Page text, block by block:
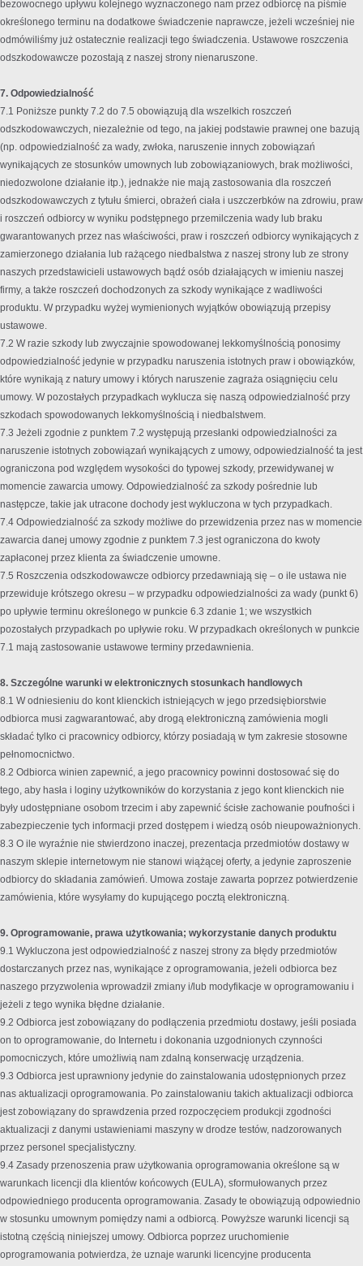
bezowocnego upływu kolejnego wyznaczonego nam przez odbiorcę na piśmie
określonego terminu na dodatkowe świadczenie naprawcze, jeżeli wcześniej nie
odmówiliśmy już ostatecznie realizacji tego świadczenia. Ustawowe roszczenia
odszkodowawcze pozostają z naszej strony nienaruszone.
7. Odpowiedzialność
7.1 Poniższe punkty 7.2 do 7.5 obowiązują dla wszelkich roszczeń
odszkodowawczych, niezależnie od tego, na jakiej podstawie prawnej one bazują
(np. odpowiedzialność za wady, zwłoka, naruszenie innych zobowiązań
wynikających ze stosunków umownych lub zobowiązaniowych, brak możliwości,
niedozwolone działanie itp.), jednakże nie mają zastosowania dla roszczeń
odszkodowawczych z tytułu śmierci, obrażeń ciała i uszczerbków na zdrowiu, praw
i roszczeń odbiorcy w wyniku podstępnego przemilczenia wady lub braku
gwarantowanych przez nas właściwości, praw i roszczeń odbiorcy wynikających z
zamierzonego działania lub rażącego niedbalstwa z naszej strony lub ze strony
naszych przedstawicieli ustawowych bądź osób działających w imieniu naszej
firmy, a także roszczeń dochodzonych za szkody wynikające z wadliwości
produktu. W przypadku wyżej wymienionych wyjątków obowiązują przepisy
ustawowe.
7.2 W razie szkody lub zwyczajnie spowodowanej lekkomyślnością ponosimy
odpowiedzialność jedynie w przypadku naruszenia istotnych praw i obowiązków,
które wynikają z natury umowy i których naruszenie zagraża osiągnięciu celu
umowy. W pozostałych przypadkach wyklucza się naszą odpowiedzialność przy
szkodach spowodowanych lekkomyślnością i niedbalstwem.
7.3 Jeżeli zgodnie z punktem 7.2 występują przesłanki odpowiedzialności za
naruszenie istotnych zobowiązań wynikających z umowy, odpowiedzialność ta jest
ograniczona pod względem wysokości do typowej szkody, przewidywanej w
momencie zawarcia umowy. Odpowiedzialność za szkody pośrednie lub
następcze, takie jak utracone dochody jest wykluczona w tych przypadkach.
7.4 Odpowiedzialność za szkody możliwe do przewidzenia przez nas w momencie
zawarcia danej umowy zgodnie z punktem 7.3 jest ograniczona do kwoty
zapłaconej przez klienta za świadczenie umowne.
7.5 Roszczenia odszkodowawcze odbiorcy przedawniają się – o ile ustawa nie
przewiduje krótszego okresu – w przypadku odpowiedzialności za wady (punkt 6)
po upływie terminu określonego w punkcie 6.3 zdanie 1; we wszystkich
pozostałych przypadkach po upływie roku. W przypadkach określonych w punkcie
7.1 mają zastosowanie ustawowe terminy przedawnienia.
8. Szczególne warunki w elektronicznych stosunkach handlowych
8.1 W odniesieniu do kont klienckich istniejących w jego przedsiębiorstwie
odbiorca musi zagwarantować, aby drogą elektroniczną zamówienia mogli
składać tylko ci pracownicy odbiorcy, którzy posiadają w tym zakresie stosowne
pełnomocnictwo.
8.2 Odbiorca winien zapewnić, a jego pracownicy powinni dostosować się do
tego, aby hasła i loginy użytkowników do korzystania z jego kont klienckich nie
były udostępniane osobom trzecim i aby zapewnić ścisłe zachowanie poufności i
zabezpieczenie tych informacji przed dostępem i wiedzą osób nieupoważnionych.
8.3 O ile wyraźnie nie stwierdzono inaczej, prezentacja przedmiotów dostawy w
naszym sklepie internetowym nie stanowi wiążącej oferty, a jedynie zaproszenie
odbiorcy do składania zamówień. Umowa zostaje zawarta poprzez potwierdzenie
zamówienia, które wysyłamy do kupującego pocztą elektroniczną.
9. Oprogramowanie, prawa użytkowania; wykorzystanie danych produktu
9.1 Wykluczona jest odpowiedzialność z naszej strony za błędy przedmiotów
dostarczanych przez nas, wynikające z oprogramowania, jeżeli odbiorca bez
naszego przyzwolenia wprowadził zmiany i/lub modyfikacje w oprogramowaniu i
jeżeli z tego wynika błędne działanie.
9.2 Odbiorca jest zobowiązany do podłączenia przedmiotu dostawy, jeśli posiada
on to oprogramowanie, do Internetu i dokonania uzgodnionych czynności
pomocniczych, które umożliwią nam zdalną konserwację urządzenia.
9.3 Odbiorca jest uprawniony jedynie do zainstalowania udostępnionych przez
nas aktualizacji oprogramowania. Po zainstalowaniu takich aktualizacji odbiorca
jest zobowiązany do sprawdzenia przed rozpoczęciem produkcji zgodności
aktualizacji z danymi ustawieniami maszyny w drodze testów, nadzorowanych
przez personel specjalistyczny.
9.4 Zasady przenoszenia praw użytkowania oprogramowania określone są w
warunkach licencji dla klientów końcowych (EULA), sformułowanych przez
odpowiedniego producenta oprogramowania. Zasady te obowiązują odpowiednio
w stosunku umownym pomiędzy nami a odbiorcą. Powyższe warunki licencji są
istotną częścią niniejszej umowy. Odbiorca poprzez uruchomienie
oprogramowania potwierdza, że uznaje warunki licencyjne producenta